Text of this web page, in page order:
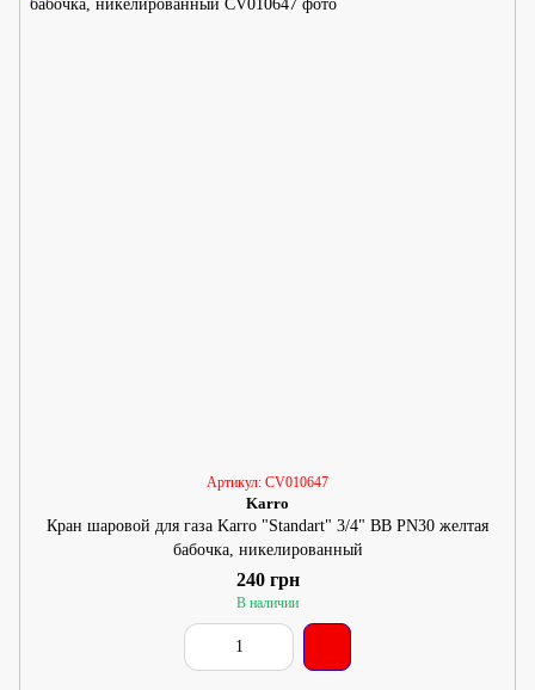
Артикул: CV010647
Karro
Кран шаровой для газа Karro "Standart" 3/4" ВВ PN30 желтая
бабочка, никелированный
240 грн
В наличии